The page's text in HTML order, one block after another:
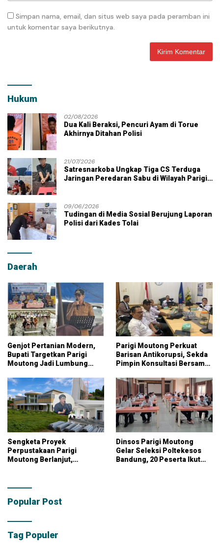
Simpan nama, email, dan situs web saya pada peramban ini
untuk komentar saya berikutnya.
Hukum
02/08/2026
Dua Kali Beraksi, Pencuri Ayam di Torue
Akhirnya Ditahan Polisi
21/07/2026
Satresnarkoba Ungkap Tiga CS Terduga
Jaringan Peredaran Sabu di Wilayah Parigi
09/06/2026
Tudingan di Media Sosial Berujung Laporan
Polisi dari Kades Tolai
Daerah
Genjot Pertanian Modern,
Bupati Targetkan Parigi
Moutong Jadi Lumbung
Parigi Moutong Perkuat
Barisan Antikorupsi, Sekda
Pimpin Konsultasi Bersama
Sengketa Proyek
Perpustakaan Parigi
Moutong Berlanjut,
dengan Dana Pribadi
Dinsos Parigi Moutong
Gelar Seleksi Poltekesos
Bandung, 20 Peserta Ikut
Popular Post
Tag Populer